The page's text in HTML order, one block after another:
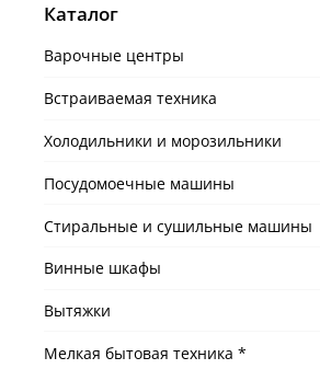
Каталог
Варочные центры
Встраиваемая техника
Холодильники и морозильники
Посудомоечные машины
Стиральные и сушильные машины
Винные шкафы
Вытяжки
Мелкая бытовая техника *